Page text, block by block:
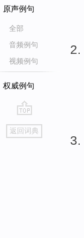
原声例句
全部
音频例句
视频例句
权威例句
go
top
返回词典